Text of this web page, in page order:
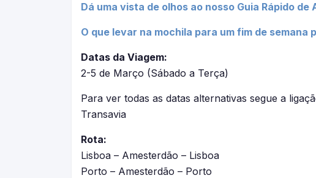
Dá uma vista de olhos ao nosso Guia Rápido
O que levar na mochila para um fim de semana
Datas da Viagem:
2-5 de Março (Sábado a Terça)
Para ver todas as datas alternativas segue a
Transavia
Rota:
Lisboa – Amesterdão – Lisboa
Porto – Amesterdão – Porto